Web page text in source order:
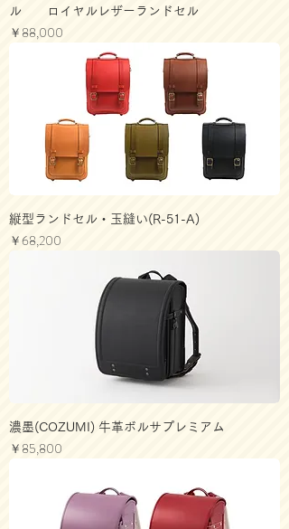
ル ロイヤルレザーランドセル
価格
￥88,000
縦型ランドセル・玉縫い(R-51-A)
価格
￥68,200
濃墨(COZUMI) 牛革ボルサプレミアム
価格
￥85,800